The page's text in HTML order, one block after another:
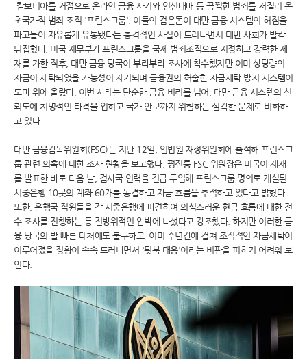
캄보디아를 거점으로 온라인 금융 사기와 인신매매 등 끔찍한 범죄를 저질러 온
초국가적 범죄 조직 '프린스그룹'. 이들의 검은돈이 대만 금융 시스템의 허점을
파고들어 자유롭게 유통됐다는 충격적인 사실이 드러나면서 대만 사회가 발칵
뒤집혔다. 미국 재무부가 프린스그룹을 국제 범죄조직으로 지정하고 강력한 제
재를 가한 직후, 대만 금융 당국이 부랴부랴 조사에 착수했지만 이미 상당량의
자금이 세탁되었을 가능성이 제기되며 금융권의 허술한 자금세탁 방지 시스템이
도마 위에 올랐다. 이번 사태는 단순한 금융 비리를 넘어, 대만 금융 시스템의 신
뢰도에 치명적인 타격을 입히고 국가 안보까지 위협하는 심각한 문제로 비화하
고 있다.
대만 금융감독위원회(FSC)는 지난 12일, 입법원 재정위원회에 출석해 프린스그
룹 관련 의혹에 대한 조사 현황을 보고했다. 펑진룽 FSC 위원장은 미국이 제재
를 발표한 바로 다음 날, 검사국 인력을 긴급 투입해 프린스그룹 명의로 개설된
시중은행 10곳의 계좌 60개를 동결하고 자금 흐름을 추적하고 있다고 밝혔다.
또한, 은행국 직원들을 각 시중은행에 파견하여 의심스러운 현금 흐름에 대한 전
수 조사를 진행하는 등 전방위적인 압박에 나섰다고 강조했다. 하지만 이러한 금
융 당국의 발 빠른 대처에도 불구하고, 이미 수년간에 걸쳐 조직적인 자금세탁이
이루어졌을 정황이 속속 드러나면서 '뒷북 대응'이라는 비판을 피하기 어려워 보
인다.